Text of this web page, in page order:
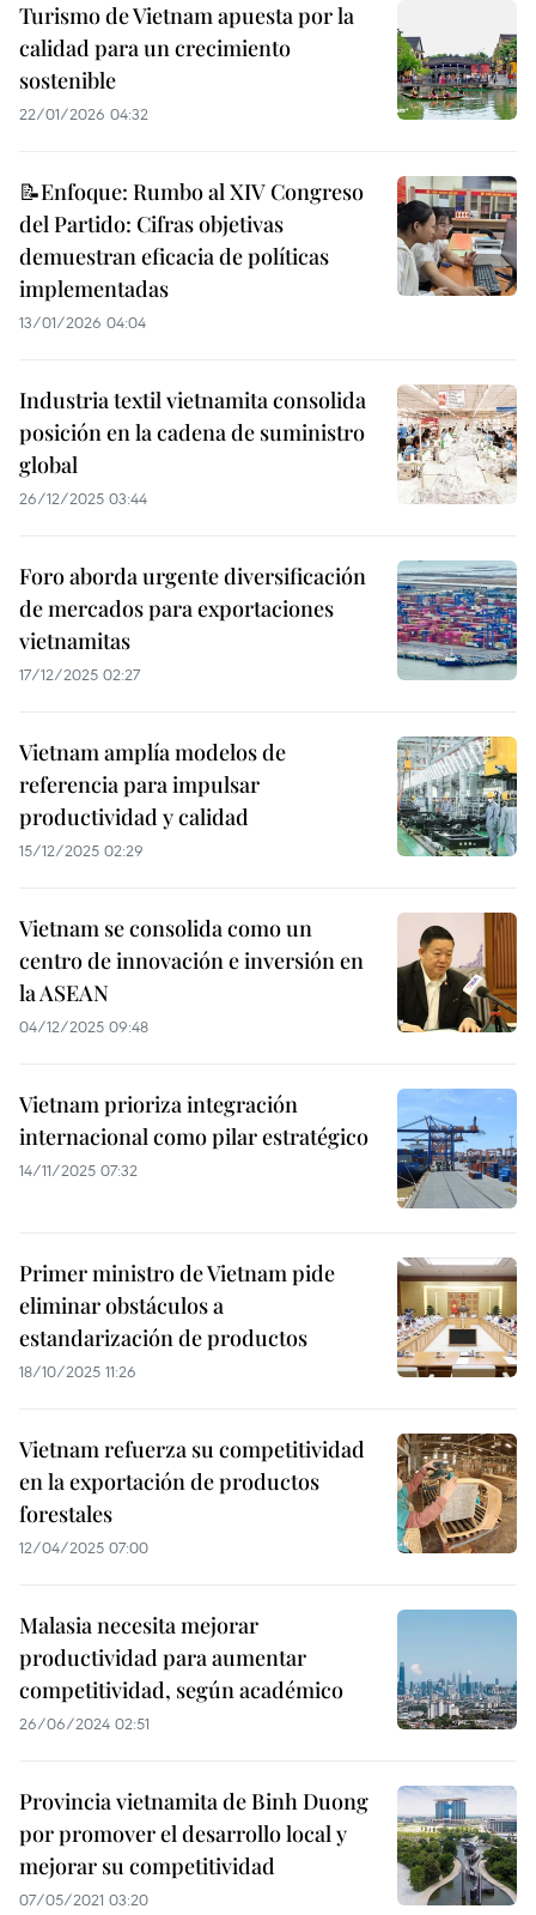
Turismo de Vietnam apuesta por la
calidad para un crecimiento
sostenible
22/01/2026 04:32
📝Enfoque: Rumbo al XIV Congreso
del Partido: Cifras objetivas
demuestran eficacia de políticas
implementadas
13/01/2026 04:04
Industria textil vietnamita consolida
posición en la cadena de suministro
global
26/12/2025 03:44
Foro aborda urgente diversificación
de mercados para exportaciones
vietnamitas
17/12/2025 02:27
Vietnam amplía modelos de
referencia para impulsar
productividad y calidad
15/12/2025 02:29
Vietnam se consolida como un
centro de innovación e inversión en
la ASEAN
04/12/2025 09:48
Vietnam prioriza integración
internacional como pilar estratégico
14/11/2025 07:32
Primer ministro de Vietnam pide
eliminar obstáculos a
estandarización de productos
18/10/2025 11:26
Vietnam refuerza su competitividad
en la exportación de productos
forestales
12/04/2025 07:00
Malasia necesita mejorar
productividad para aumentar
competitividad, según académico
26/06/2024 02:51
Provincia vietnamita de Binh Duong
por promover el desarrollo local y
mejorar su competitividad
07/05/2021 03:20